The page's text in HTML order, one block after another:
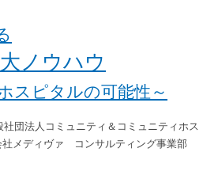
ノウハウ
スピタルの可能性～
社団法人コミュニティ＆コミュニティホス
メディヴァ コンサルティング事業部